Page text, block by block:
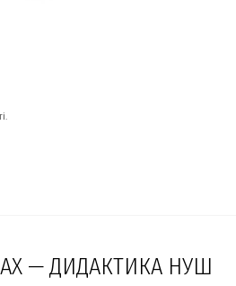
— ДИДАКТИКА НУШ